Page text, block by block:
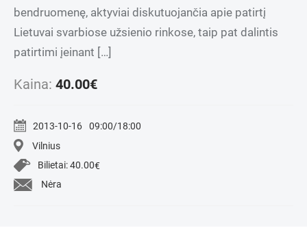
bendruomenę, aktyviai diskutuojančia apie patirtį
Lietuvai svarbiose užsienio rinkose, taip pat dalintis
patirtimi įeinant […]
Kaina: 40.00€
2013-10-16
09:00/18:00
Vilnius
Bilietai:40.00€
Nėra